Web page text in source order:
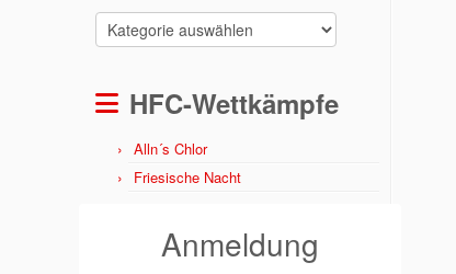
Alle
Beiträge
HFC-Wettkämpfe
Alln´s Chlor
Friesische Nacht
Anmeldung